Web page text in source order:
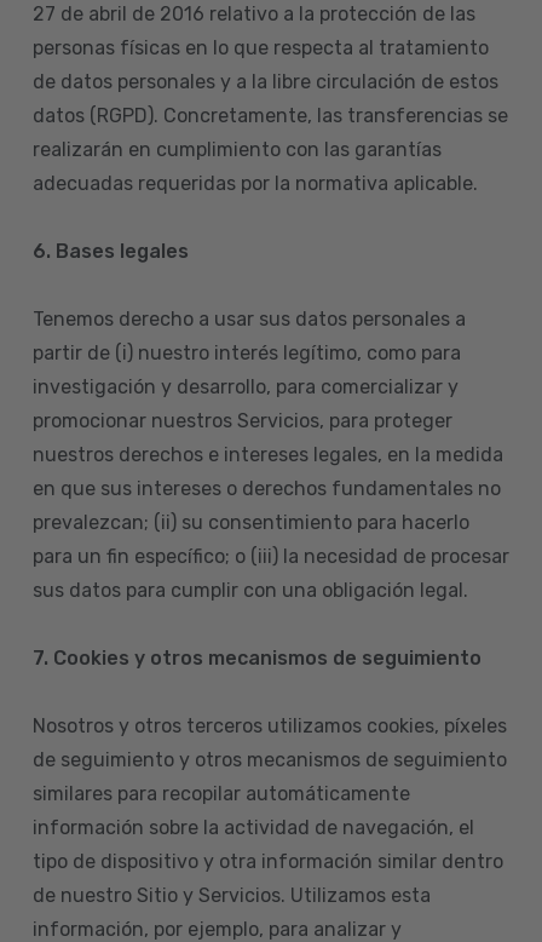
27 de abril de 2016 relativo a la protección de las
personas físicas en lo que respecta al tratamiento
de datos personales y a la libre circulación de estos
datos (RGPD). Concretamente, las transferencias se
realizarán en cumplimiento con las garantías
adecuadas requeridas por la normativa aplicable.
6. Bases legales
Tenemos derecho a usar sus datos personales a
partir de (i) nuestro interés legítimo, como para
investigación y desarrollo, para comercializar y
promocionar nuestros Servicios, para proteger
nuestros derechos e intereses legales, en la medida
en que sus intereses o derechos fundamentales no
prevalezcan; (ii) su consentimiento para hacerlo
para un fin específico; o (iii) la necesidad de procesar
sus datos para cumplir con una obligación legal.
7. Cookies y otros mecanismos de seguimiento
Nosotros y otros terceros utilizamos cookies, píxeles
de seguimiento y otros mecanismos de seguimiento
similares para recopilar automáticamente
información sobre la actividad de navegación, el
tipo de dispositivo y otra información similar dentro
de nuestro Sitio y Servicios. Utilizamos esta
información, por ejemplo, para analizar y